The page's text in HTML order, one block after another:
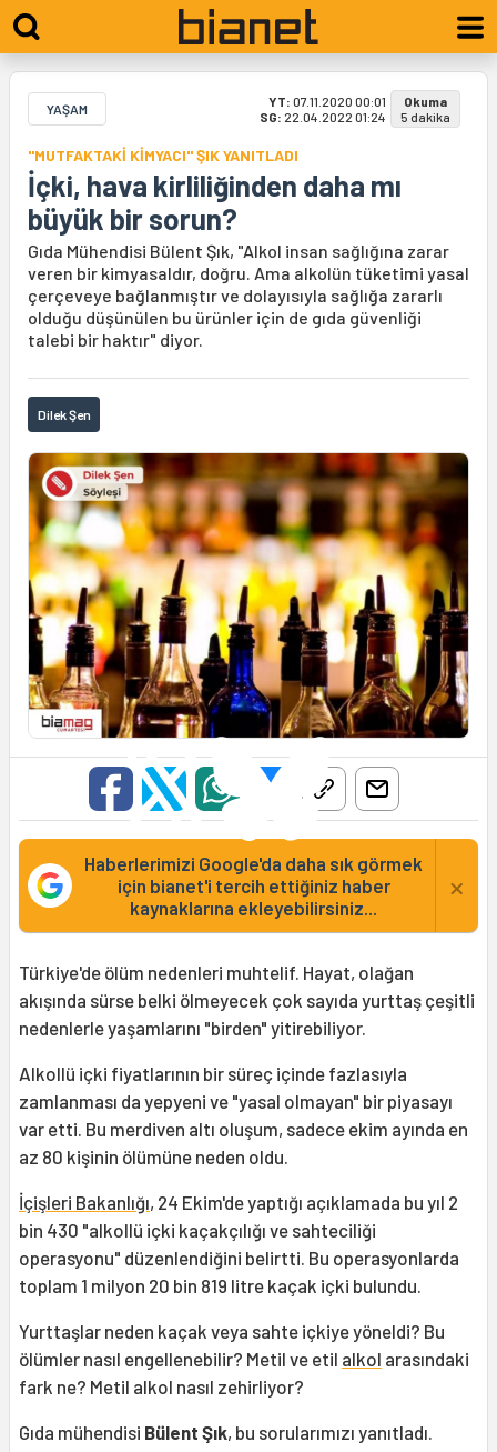
YAŞAM YT: 07.11.2020 00:01
SG: 22.04.2022 01:24
Okuma
5 dakika
"MUTFAKTAKİ KİMYACI" ŞIK YANITLADI
İçki, hava kirliliğinden daha mı
büyük bir sorun?
Gıda Mühendisi Bülent Şık, "Alkol insan sağlığına zarar
veren bir kimyasaldır, doğru. Ama alkolün tüketimi yasal
çerçeveye bağlanmıştır ve dolayısıyla sağlığa zararlı
olduğu düşünülen bu ürünler için de gıda güvenliği
talebi bir haktır" diyor.
Dilek Şen
Haberlerimizi Google'da daha sık görmek
için bianet'i tercih ettiğiniz haber
kaynaklarına ekleyebilirsiniz...
×
Türkiye'de ölüm nedenleri muhtelif. Hayat, olağan
akışında sürse belki ölmeyecek çok sayıda yurttaş çeşitli
nedenlerle yaşamlarını "birden" yitirebiliyor.
Alkollü içki fiyatlarının bir süreç içinde fazlasıyla
zamlanması da yepyeni ve "yasal olmayan" bir piyasayı
var etti. Bu merdiven altı oluşum, sadece ekim ayında en
az 80 kişinin ölümüne neden oldu.
İçişleri Bakanlığı, 24 Ekim'de yaptığı açıklamada bu yıl 2
bin 430 "alkollü içki kaçakçılığı ve sahteciliği
operasyonu" düzenlendiğini belirtti. Bu operasyonlarda
toplam 1 milyon 20 bin 819 litre kaçak içki bulundu.
Yurttaşlar neden kaçak veya sahte içkiye yöneldi? Bu
ölümler nasıl engellenebilir? Metil ve etil alkol arasındaki
fark ne? Metil alkol nasıl zehirliyor?
Gıda mühendisi Bülent Şık, bu sorularımızı yanıtladı.